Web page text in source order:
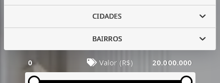
CIDADES
BAIRROS
0 Valor (R$) 20.000.000